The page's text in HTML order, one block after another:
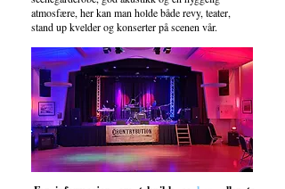
atmosfære, her kan man holde både revy, teater,
stand up kvelder og konserter på scenen vår.